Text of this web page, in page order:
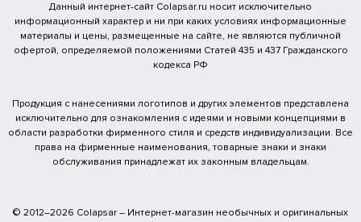
Данный интернет-сайт Colapsar.ru носит исключительно
информационный характер и ни при каких условиях информационные
материалы и цены, размещенные на сайте, не являются публичной
офертой, определяемой положениями Статей 435 и 437 Гражданского
кодекса РФ
Продукция с нанесениями логотипов и других элементов представлена
исключительно для ознакомления с идеями и новыми концепциями в
области разработки фирменного стиля и средств индивидуализации. Все
права на фирменные наименования, товарные знаки и знаки
обслуживания принадлежат их законным владельцам.
© 2012–2026 Colapsar – Интернет-магазин необычных и оригинальных